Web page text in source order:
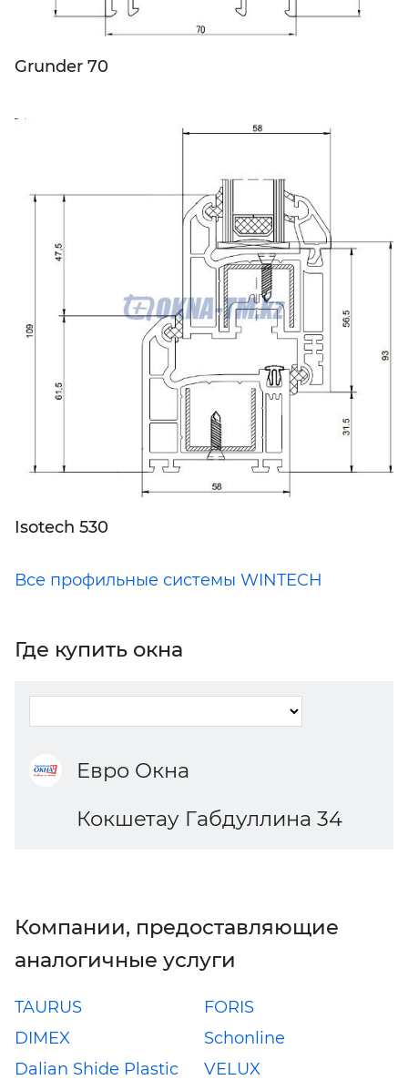
Grunder 70
Isotech 530
Все профильные системы WINTECH
Где купить окна
Евро Окна
Кокшетау Габдуллина 34
Компании, предоставляющие
аналогичные услуги
TAURUS
FORIS
DIMEX
Schonline
Dalian Shide Plastic
VELUX